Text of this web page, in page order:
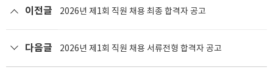
이전글 2026년 제1회 직원 채용 최종 합격자 공고
다음글 2026년 제1회 직원 채용 서류전형 합격자 공고